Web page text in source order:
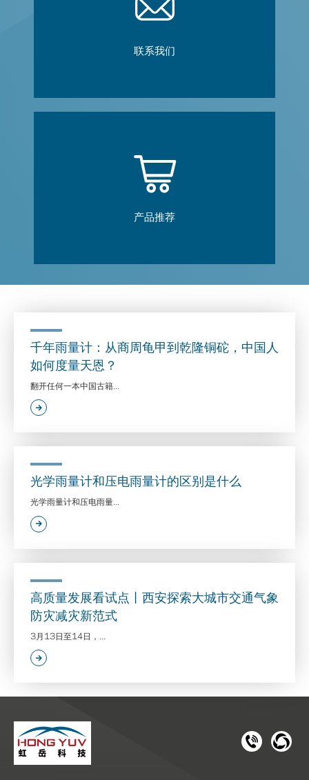
联系我们
产品推荐
千年雨量计：从商周龟甲到乾隆铜砣，中国人
如何度量天恩？
翻开任何一本中国古籍...
光学雨量计和压电雨量计的区别是什么
光学雨量计和压电雨量...
高质量发展看试点丨西安探索大城市交通气象
防灾减灾新范式
3月13日至14日，...
181 1126
028-